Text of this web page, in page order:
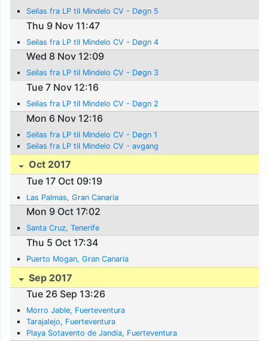
Seilas fra LP til Mindelo CV - Døgn 5
Thu 9 Nov 11:47
Seilas fra LP til Mindelo CV - Døgn 4
Wed 8 Nov 12:09
Seilas fra LP til Mindelo CV - Døgn 3
Tue 7 Nov 12:16
Seilas fra LP til Mindelo CV - Døgn 2
Mon 6 Nov 12:16
Seilas fra LP til Mindelo CV - Døgn 1
Seilas fra LP til Mindelo CV - avgang
Oct 2017
Tue 17 Oct 09:19
Las Palmas, Gran Canaria
Mon 9 Oct 17:02
Santa Cruz, Tenerife
Thu 5 Oct 17:34
Puerto Mogan, Gran Canaria
Sep 2017
Tue 26 Sep 13:26
Morro Jable, Fuerteventura
Tarajalejo, Fuerteventura
Playa Sotavento de Jandia, Fuerteventura